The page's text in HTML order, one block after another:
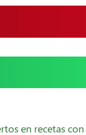
en recetas con